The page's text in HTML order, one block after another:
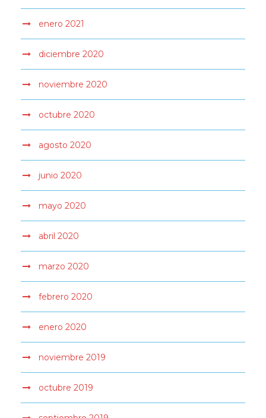
enero 2021
diciembre 2020
noviembre 2020
octubre 2020
agosto 2020
junio 2020
mayo 2020
abril 2020
marzo 2020
febrero 2020
enero 2020
noviembre 2019
octubre 2019